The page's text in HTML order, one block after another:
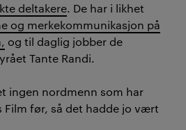
deltakere. De har i likhet
og merkekommunikasjon på
og til daglig jobber de
Tante Randi.
ingen nordmenn som har
Film før, så det hadde jo vært